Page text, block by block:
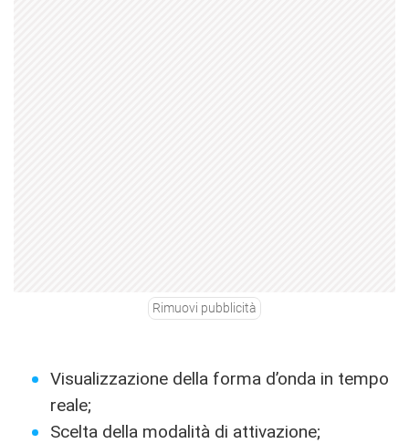
Rimuovi pubblicità
Visualizzazione della forma d’onda in tempo
reale;
Scelta della modalità di attivazione;